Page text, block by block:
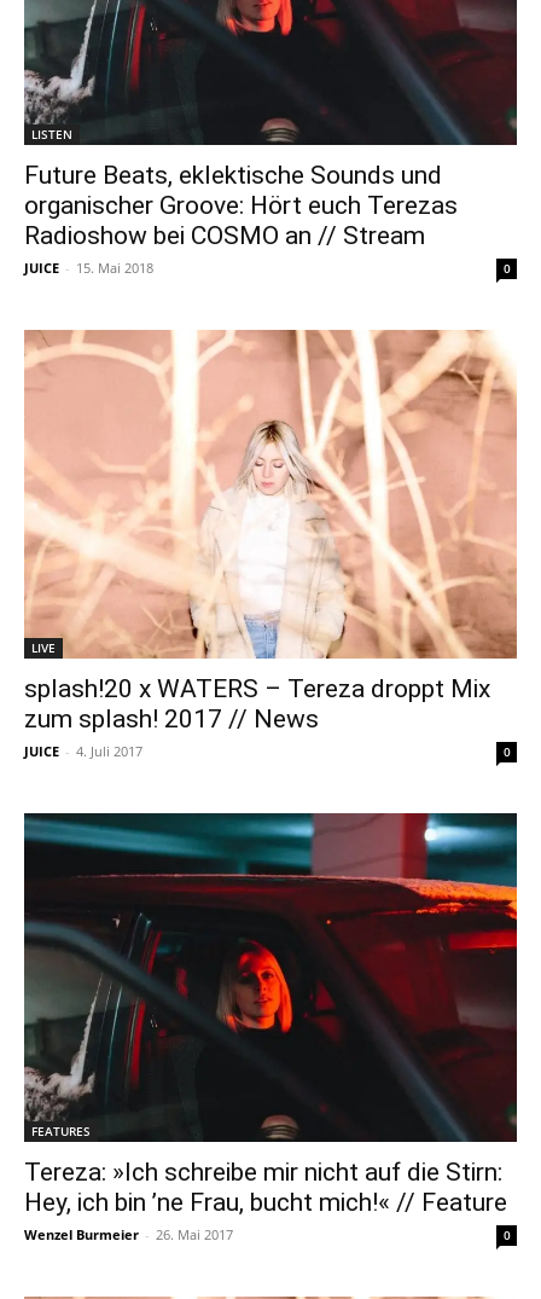
LISTEN
Future Beats, eklektische Sounds und
organischer Groove: Hört euch Terezas
Radioshow bei COSMO an // Stream
JUICE - 15. Mai 2018 0
LIVE
splash!20 x WATERS – Tereza droppt Mix
zum splash! 2017 // News
JUICE - 4. Juli 2017 0
FEATURES
Tereza: »Ich schreibe mir nicht auf die Stirn:
Hey, ich bin ’ne Frau, bucht mich!« // Feature
Wenzel Burmeier - 26. Mai 2017 0